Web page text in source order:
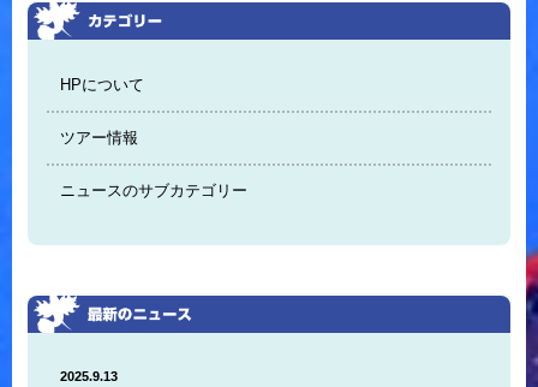
HPについて
ツアー情報
ニュースのサブカテゴリー
2025.9.13